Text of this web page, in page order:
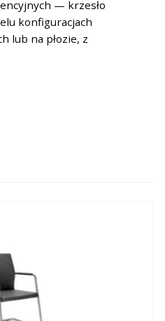
— krzesło
konfiguracjach
lub na płozie, z